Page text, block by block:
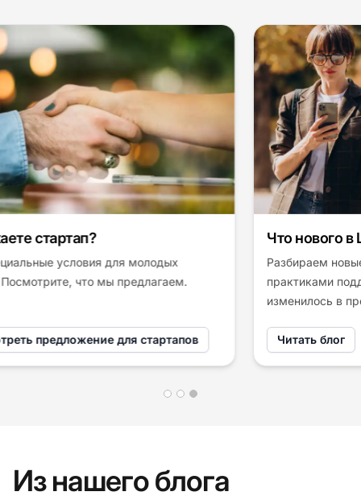
Что нового в LiveAgent?
Разбираем новые функции, делимся
практиками поддержки и рассказываем, что
Читать блог
Из нашего блога